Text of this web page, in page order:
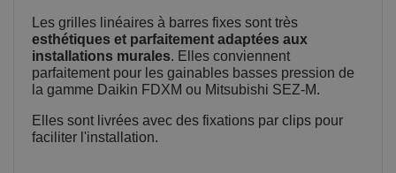
Les grilles linéaires à barres fixes sont très
esthétiques et parfaitement adaptées aux
installations murales. Elles conviennent
parfaitement pour les gainables basses pression de
la gamme Daikin FDXM ou Mitsubishi SEZ-M.
Elles sont livrées avec des fixations par clips pour
faciliter l'installation.